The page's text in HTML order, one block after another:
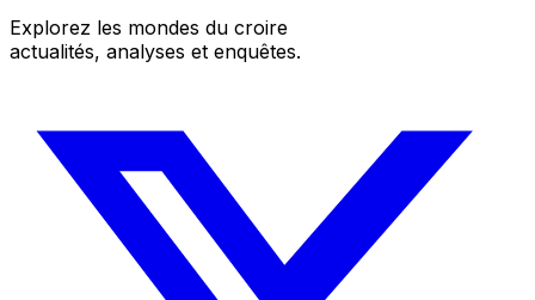
Explorez les mondes du croire
actualités, analyses et enquêtes.